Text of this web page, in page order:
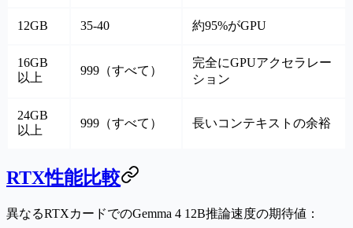
12GB 35-40 約95%がGPU
16GB
以上
999（すべて）
完全にGPUアクセラレー
ション
24GB
以上
999（すべて） 長いコンテキストの余裕
RTX性能比較
異なるRTXカードでのGemma 4 12B推論速度の期待値：